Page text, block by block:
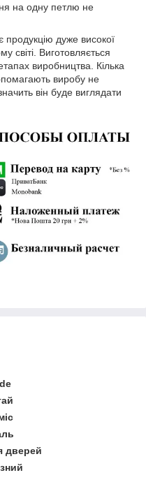
на одну петлю не
продукцію дуже високої
світі. Виготовляється
виробництва. Кілька
виробу не
він буде виглядати
дверей